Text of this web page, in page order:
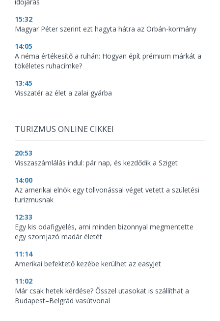
15:32
Magyar Péter szerint ezt hagyta hátra az Orbán-kormány
14:05
A néma értékesítő a ruhán: Hogyan épít prémium márkát a
tökéletes ruhacímke?
13:45
Visszatér az élet a zalai gyárba
TURIZMUS ONLINE CIKKEI
20:53
Visszaszámlálás indul: pár nap, és kezdődik a Sziget
14:00
Az amerikai elnök egy tollvonással véget vetett a születési
turizmusnak
12:33
Egy kis odafigyelés, ami minden bizonnyal megmentette
egy szomjazó madár életét
11:14
Amerikai befektető kezébe kerülhet az easyJet
11:02
Már csak hetek kérdése? Ősszel utasokat is szállíthat a
Budapest–Belgrád vasútvonal